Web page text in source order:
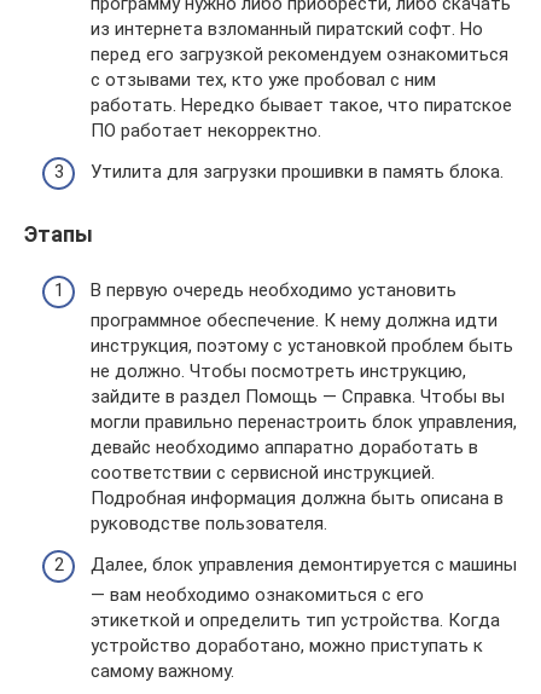
из интернета взломанный пиратский софт. Но
перед его загрузкой рекомендуем ознакомиться
с отзывами тех, кто уже пробовал с ним
работать. Нередко бывает такое, что пиратское
ПО работает некорректно.
Утилита для загрузки прошивки в память блока.
Этапы
В первую очередь необходимо установить
программное обеспечение. К нему должна идти
инструкция, поэтому с установкой проблем быть
не должно. Чтобы посмотреть инструкцию,
зайдите в раздел Помощь — Справка. Чтобы вы
могли правильно перенастроить блок управления,
девайс необходимо аппаратно доработать в
соответствии с сервисной инструкцией.
Подробная информация должна быть описана в
руководстве пользователя.
Далее, блок управления демонтируется с машины
— вам необходимо ознакомиться с его
этикеткой и определить тип устройства. Когда
устройство доработано, можно приступать к
самому важному.